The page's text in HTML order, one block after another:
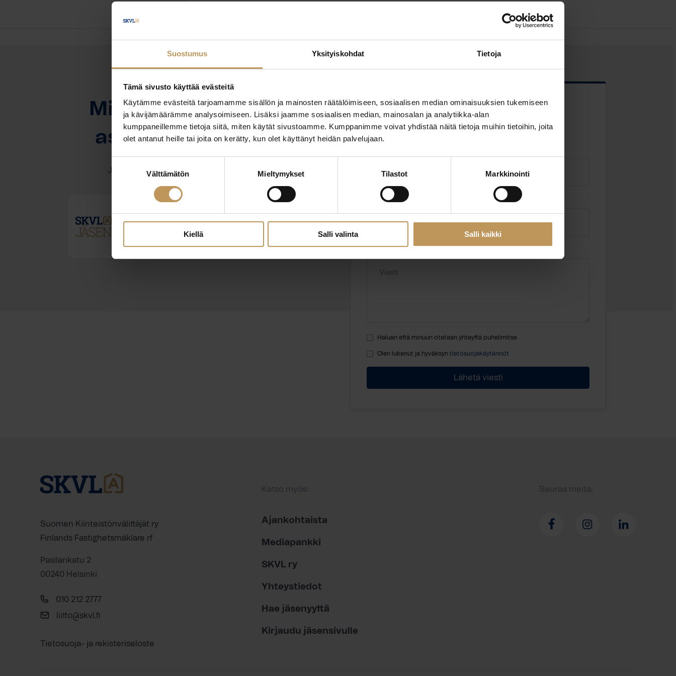
Suostumus Yksityiskohdat Tietoja
Tämä sivusto käyttää evästeitä
Käytämme evästeitä tarjoamamme sisällön ja mainosten räätälöimiseen, sosiaalisen median ominaisuuksien tukemiseen
ja kävijämäärämme analysoimiseen. Lisäksi jaamme sosiaalisen median, mainosalan ja analytiikka-alan
kumppaneillemme tietoja siitä, miten käytät sivustoamme. Kumppanimme voivat yhdistää näitä tietoja muihin tietoihin, joita
olet antanut heille tai joita on kerätty, kun olet käyttänyt heidän palvelujaan.
valinta
Välttämätön Mieltymykset Tilastot Markkinointi
Kiellä Salli valinta Salli kaikki
OTA YHTEYTTÄ
Miten voin auttaa
asuntoasioissa?
Jätä yhteystietosi, niin otan yhteyttä
" näyttää pakolliset kentät
* Sähköposti *
Haluan että minuun otetaan yhteyttä puhelimitse
Olen lukenut ja hyväksyntietosuojakäytännöt
Suomen Kiinteistönvälittäjät ry
Finlands Fastighetsmäklare rf
Pasilankatu 2
00240 Helsinki
010 212 2777
liitto@skvl.fi
Tietosuoja- ja rekisteriseloste
Katso myös:
Ajankohtaista
Mediapankki
SKVL ry
Yhteystiedot
Hae jäsenyyttä
Kirjaudu jäsensivulle
Seuraa meitä: